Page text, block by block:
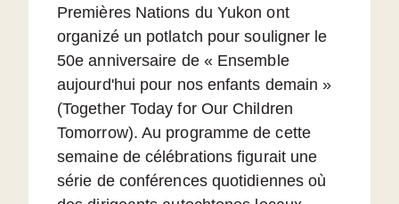
Premières Nations du Yukon ont
organizé un potlatch pour souligner le
50e anniversaire de « Ensemble
aujourd'hui pour nos enfants demain »
(Together Today for Our Children
Tomorrow). Au programme de cette
semaine de célébrations figurait une
série de conférences quotidiennes où